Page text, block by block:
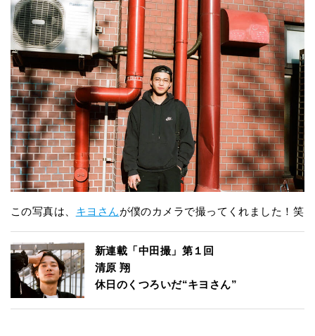
この写真は、 キヨさんが僕のカメラで撮ってくれました！笑
新連載「中田撮」第１回
清原 翔
休日のくつろいだ“キヨさん”